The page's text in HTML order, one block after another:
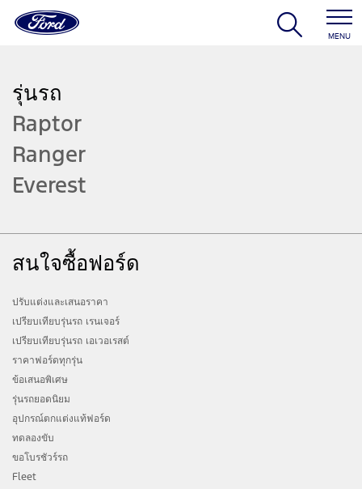
MENU
รุ่นรถ
Raptor
Ranger
Everest
สนใจซื้อฟอร์ด
ปรับแต่งและเสนอราคา
เปรียบเทียบรุ่นรถ เรนเจอร์
เปรียบเทียบรุ่นรถ เอเวอเรสต์
ราคาฟอร์ดทุกรุ่น
ข้อเสนอพิเศษ
รุ่นรถยอดนิยม
อุปกรณ์ตกแต่งแท้ฟอร์ด
ทดลองขับ
ขอโบรชัวร์รถ
Fleet